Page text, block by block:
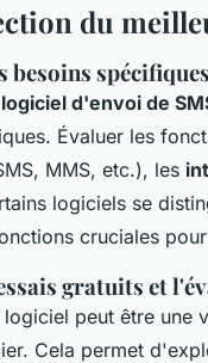
du
besoins
d'envoi de
Évaluer les
MMS, etc.), les
logiciels se
cruciales
gratuits et
peut être une
Cela permet